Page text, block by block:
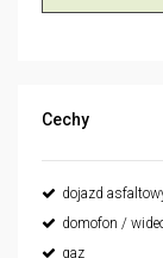
Cechy
dojazd
domofon /
gaz